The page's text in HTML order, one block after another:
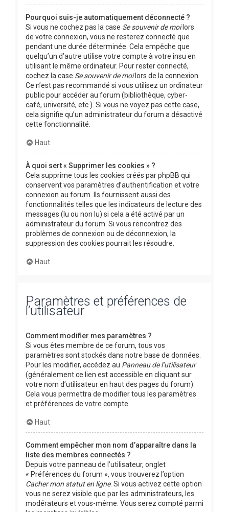
Pourquoi suis-je automatiquement déconnecté ?
Si vous ne cochez pas la case Se souvenir de moilors
de votre connexion, vous ne resterez connecté que
pendant une durée déterminée. Cela empêche que
quelqu’un d’autre utilise votre compte à votre insu en
utilisant le même ordinateur. Pour rester connecté,
cochez la case Se souvenir de moilors de la connexion.
Ce n’est pas recommandé si vous utilisez un ordinateur
public pour accéder au forum (bibliothèque, cyber-
café, université, etc.). Si vous ne voyez pas cette case,
cela signifie qu’un administrateur du forum a désactivé
cette fonctionnalité.
Haut
À quoi sert « Supprimer les cookies » ?
Cela supprime tous les cookies créés par phpBB qui
conservent vos paramètres d’authentification et votre
connexion au forum. Ils fournissent aussi des
fonctionnalités telles que les indicateurs de lecture des
messages (lu ou non lu) si cela a été activé par un
administrateur du forum. Si vous rencontrez des
problèmes de connexion ou de déconnexion, la
suppression des cookies pourrait les résoudre.
Haut
Paramètres et préférences de
l’utilisateur
Comment modifier mes paramètres ?
Si vous êtes membre de ce forum, tous vos
paramètres sont stockés dans notre base de données.
Pour les modifier, accédez au Panneau de l’utilisateur
(généralement ce lien est accessible en cliquant sur
votre nom d’utilisateur en haut des pages du forum).
Cela vous permettra de modifier tous les paramètres
et préférences de votre compte.
Haut
Comment empêcher mon nom d’apparaître dans la
liste des membres connectés ?
Depuis votre panneau de l’utilisateur, onglet
« Préférences du forum », vous trouverez l’option
Cacher mon statut en ligne. Si vous activez cette option
vous ne serez visible que par les administrateurs, les
modérateurs et vous-même. Vous serez compté parmi